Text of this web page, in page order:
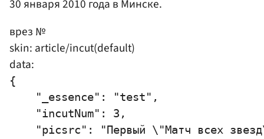
30 января 2010 года в Минске.
врез №
skin: article/incut(default)
data:
{
    "_essence": "test",
    "incutNum": 3,
"picsrc": "Первый \"Матч всех